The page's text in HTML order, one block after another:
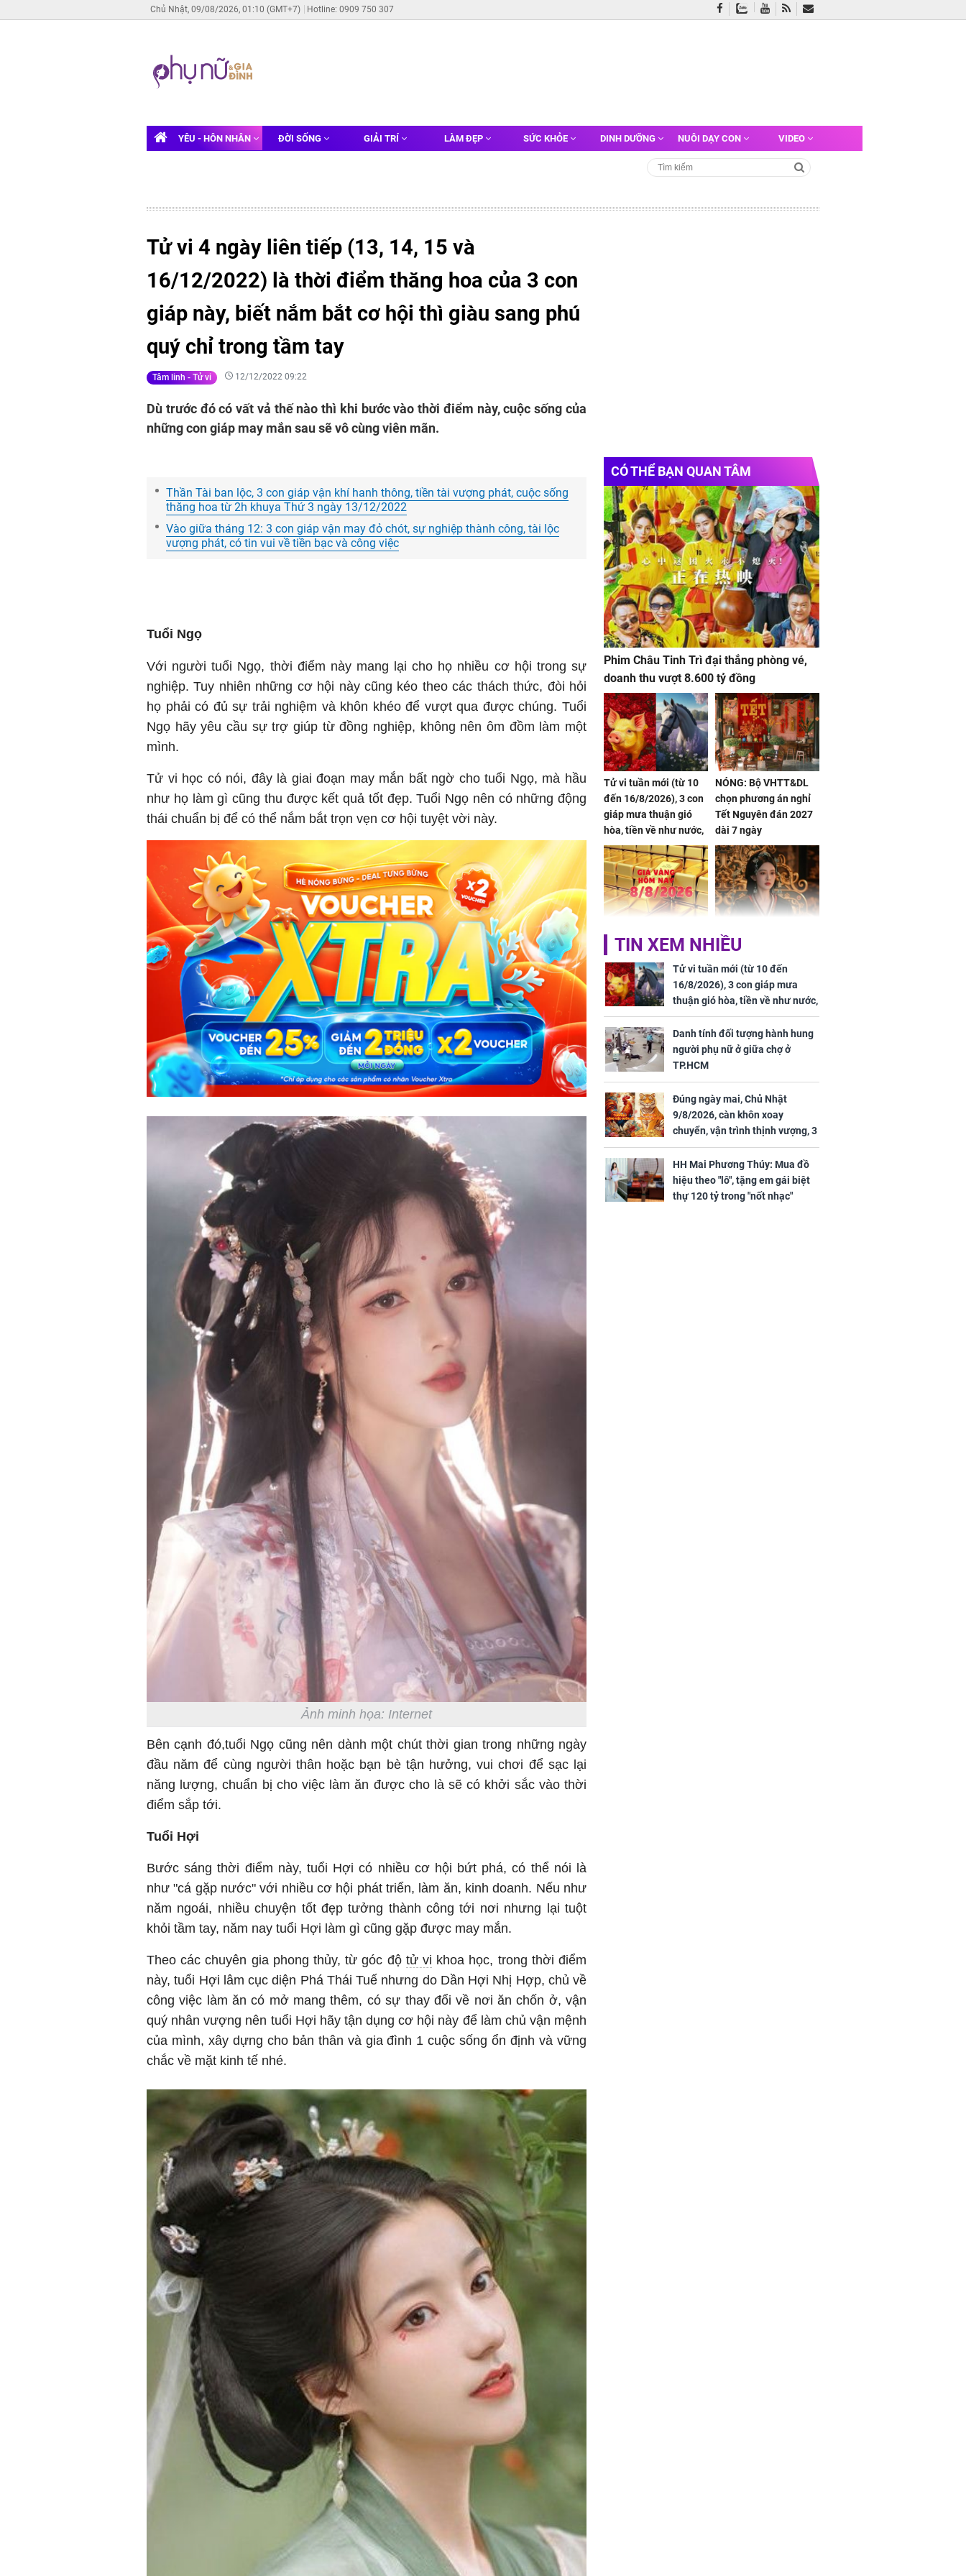
Chủ Nhật, 09/08/2026, 01:10 (GMT+7) Hotline: 0909 750 307
YÊU - HÔN NHÂN ĐỜI SỐNG GIẢI TRÍ LÀM ĐẸP SỨC KHỎE DINH DƯỠNG NUÔI DẠY CON VIDEO
Tử vi 4 ngày liên tiếp (13, 14, 15 và
16/12/2022) là thời điểm thăng hoa của 3 con
giáp này, biết nắm bắt cơ hội thì giàu sang phú
quý chỉ trong tầm tay
Tâm linh - Tử vi 12/12/2022 09:22
Dù trước đó có vất vả thế nào thì khi bước vào thời điểm này, cuộc sống của
những con giáp may mắn sau sẽ vô cùng viên mãn.
Thần Tài ban lộc, 3 con giáp vận khí hanh thông, tiền tài vượng phát, cuộc sống
thăng hoa từ 2h khuya Thứ 3 ngày 13/12/2022
Vào giữa tháng 12: 3 con giáp vận may đỏ chót, sự nghiệp thành công, tài lộc
vượng phát, có tin vui về tiền bạc và công việc
Tuổi Ngọ
Với người tuổi Ngọ, thời điểm này mang lại cho họ nhiều cơ hội trong sự
nghiệp. Tuy nhiên những cơ hội này cũng kéo theo các thách thức, đòi hỏi
họ phải có đủ sự trải nghiệm và khôn khéo để vượt qua được chúng. Tuổi
Ngọ hãy yêu cầu sự trợ giúp từ đồng nghiệp, không nên ôm đồm làm một
mình.
Tử vi học có nói, đây là giai đoạn may mắn bất ngờ cho tuổi Ngọ, mà hầu
như họ làm gì cũng thu được kết quả tốt đẹp. Tuổi Ngọ nên có những động
thái chuẩn bị để có thể nắm bắt trọn vẹn cơ hội tuyệt vời này.
Ảnh minh họa: Internet
Bên cạnh đó,tuổi Ngọ cũng nên dành một chút thời gian trong những ngày
đầu năm để cùng người thân hoặc bạn bè tận hưởng, vui chơi để sạc lại
năng lượng, chuẩn bị cho việc làm ăn được cho là sẽ có khởi sắc vào thời
điểm sắp tới.
Tuổi Hợi
Bước sáng thời điểm này, tuổi Hợi có nhiều cơ hội bứt phá, có thể nói là
như "cá gặp nước" với nhiều cơ hội phát triển, làm ăn, kinh doanh. Nếu như
năm ngoái, nhiều chuyện tốt đẹp tưởng thành công tới nơi nhưng lại tuột
khỏi tầm tay, năm nay tuổi Hợi làm gì cũng gặp được may mắn.
Theo các chuyên gia phong thủy, từ góc độ tử vi khoa học, trong thời điểm
này, tuổi Hợi lâm cục diện Phá Thái Tuế nhưng do Dần Hợi Nhị Hợp, chủ về
công việc làm ăn có mở mang thêm, có sự thay đổi về nơi ăn chốn ở, vận
quý nhân vượng nên tuổi Hợi hãy tận dụng cơ hội này để làm chủ vận mệnh
của mình, xây dựng cho bản thân và gia đình 1 cuộc sống ổn định và vững
chắc về mặt kinh tế nhé.
CÓ THỂ BẠN QUAN TÂM
Phim Châu Tinh Trì đại thắng phòng vé,
doanh thu vượt 8.600 tỷ đồng
Tử vi tuần mới (từ 10
đến 16/8/2026), 3 con
giáp mưa thuận gió
hòa, tiền về như nước,
bạc vàng dư dả, Phú
Quý Vinh Hoa, vận
trình khai sáng
NÓNG: Bộ VHTT&DL
chọn phương án nghỉ
Tết Nguyên đán 2027
dài 7 ngày
Giá vàng hôm nay,
ngày 8/8/2026: Tăng
vọt lên 144 triệu
đồng/lượng
'Bách Hoa Sát' vừa kết
thúc, Mạnh Tử Nghĩa
đã vướng tranh luận
Trong 4 ngày cuối
tháng 6 âm lịch, 3 con
giáp vượng phát Tài
Lộc, Phú Quý trăm bề,
đổi mệnh Phượng
Hoàng, ôm trọn cơ
ngơi đồ sộ
TIN XEM NHIỀU
Tử vi tuần mới (từ 10 đến
16/8/2026), 3 con giáp mưa
thuận gió hòa, tiền về như nước,
bạc vàng dư dả, Phú Quý Vinh
Hoa, vận trình khai sáng
Danh tính đối tượng hành hung
người phụ nữ ở giữa chợ ở
TP.HCM
Đúng ngày mai, Chủ Nhật
9/8/2026, càn khôn xoay
chuyển, vận trình thịnh vượng, 3
con giáp nhận phúc khí nhà trời,
tình tiền đỏ như son, vận may
hanh thông
HH Mai Phương Thúy: Mua đồ
hiệu theo "lô", tặng em gái biệt
thự 120 tỷ trong "nốt nhạc"